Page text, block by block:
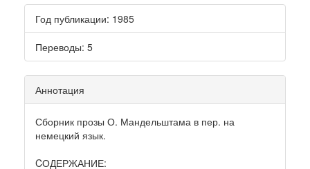
Год публикации: 1985
Переводы: 5
Аннотация
Сборник прозы О. Мандельштама в пер. на
немецкий язык.
CОДЕРЖАНИЕ: